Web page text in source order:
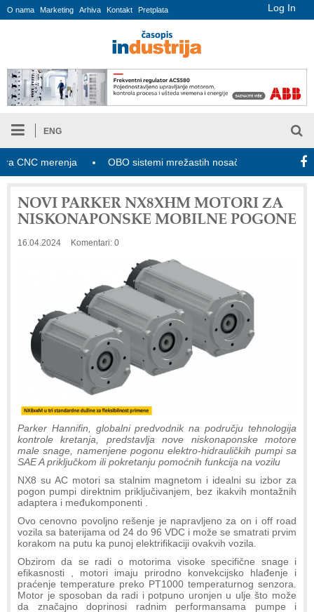
Log In
O nama Marketing Arhiva Kontakt Pretplata
ENG
merenja OBO sistemi mrežastih nosača kablova
NOVI PARKER NX8XHM MOTORI ZA
NISKONAPONSKE MOBILNE POGONE
16.04.2024 Komentari: 0
Parker Hannifin, globalni predvodnik na području tehnologija
kontrole kretanja, predstavlja nove niskonaponske motore
male snage, namenjene pogonu elektro-hidrauličkih pumpi sa
SAE A priključkom ili pokretanju pomoćnih funkcija na vozilu
NX8 su AC motori sa stalnim magnetom i idealni su izbor za
pogon pumpi direktnim priključivanjem, bez ikakvih montažnih
adaptera i međukomponenti .
Ovo cenovno povoljno rešenje je napravljeno za on i off road
vozila sa baterijama od 24 do 96 VDC i može se smatrati prvim
korakom na putu ka punoj elektrifikaciji ovakvih vozila.
Obzirom da se radi o motorima visoke specifične snage i
efikasnosti , motori imaju prirodno konvekcijsko hlađenje i
praćenje temperature preko PT1000 temperaturnog senzora.
Motor je sposoban da radi i potpuno uronjen u ulje što može
da značajno doprinosi radnim performansama pumpe i